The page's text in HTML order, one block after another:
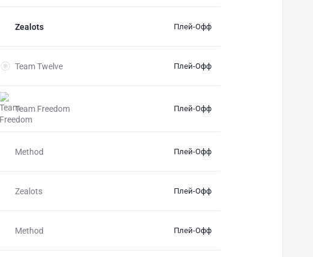
Zealots Плей-Офф
Team Twelve Плей-Офф
Team Freedom Плей-Офф
Method Плей-Офф
Zealots Плей-Офф
Method Плей-Офф